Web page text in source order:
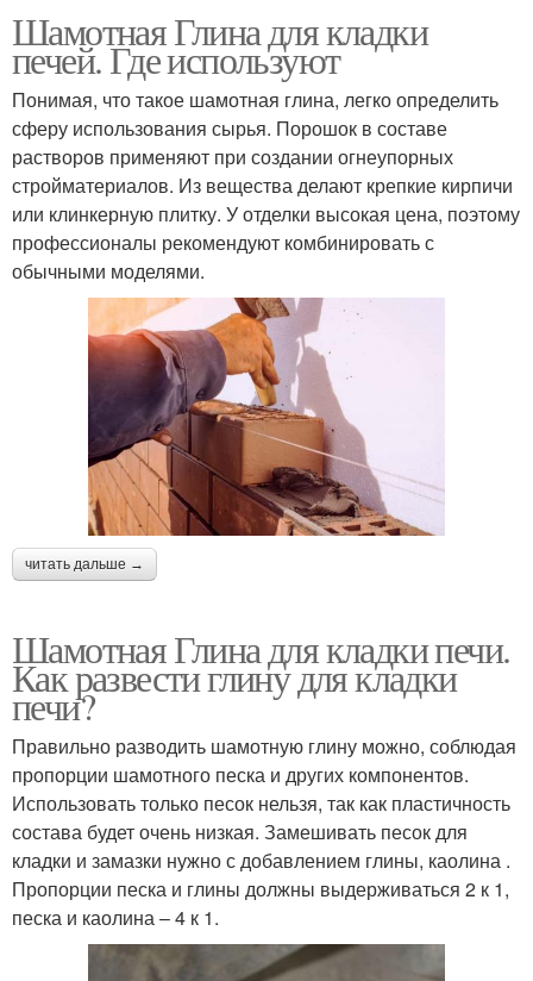
Шамотная Глина для кладки
печей. Где используют
Понимая, что такое шамотная глина, легко определить
сферу использования сырья. Порошок в составе
растворов применяют при создании огнеупорных
стройматериалов. Из вещества делают крепкие кирпичи
или клинкерную плитку. У отделки высокая цена, поэтому
профессионалы рекомендуют комбинировать с
обычными моделями.
читать дальше →
Шамотная Глина для кладки печи.
Как развести глину для кладки
печи?
Правильно разводить шамотную глину можно, соблюдая
пропорции шамотного песка и других компонентов.
Использовать только песок нельзя, так как пластичность
состава будет очень низкая. Замешивать песок для
кладки и замазки нужно с добавлением глины, каолина .
Пропорции песка и глины должны выдерживаться 2 к 1,
песка и каолина – 4 к 1.